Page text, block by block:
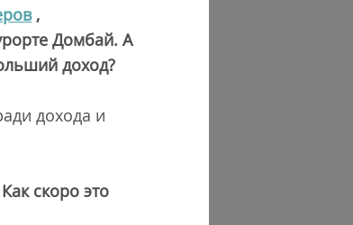
,
Домбай. А
доход?
дохода и
скоро это